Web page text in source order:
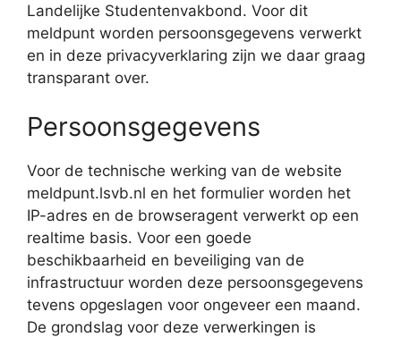
Landelijke Studentenvakbond. Voor dit
meldpunt worden persoonsgegevens verwerkt
en in deze privacyverklaring zijn we daar graag
transparant over.
Persoonsgegevens
Voor de technische werking van de website
meldpunt.lsvb.nl en het formulier worden het
IP-adres en de browseragent verwerkt op een
realtime basis. Voor een goede
beschikbaarheid en beveiliging van de
infrastructuur worden deze persoonsgegevens
tevens opgeslagen voor ongeveer een maand.
De grondslag voor deze verwerkingen is